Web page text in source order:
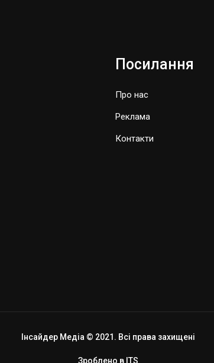
Посилання
Про нас
Реклама
Контакти
Інсайдер Медіа © 2021. Всі права захищені
Зроблено в ITS